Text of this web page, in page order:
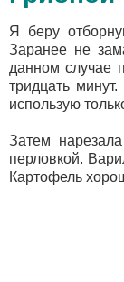
Я беру
Заранее не
данном случае
тридцать
использую
Затем
перловкой.
Картофель